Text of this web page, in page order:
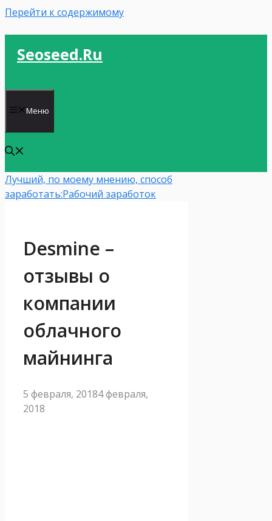
Перейти к содержимому
Seoseed.ru
Меню
Лучший, по моему мнению, способ
заработать:Рабочий заработок
Desmine –
отзывы о
компании
облачного
майнинга
5 февраля, 20184 февраля,
2018